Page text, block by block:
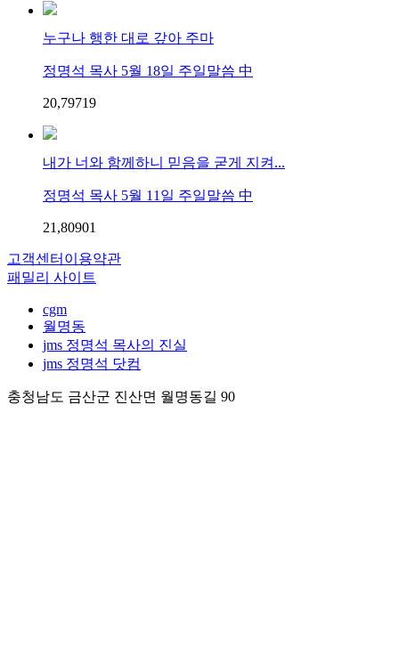
누구나 행한 대로 갚아 주마
정명석 목사 5월 18일 주일말씀 中
20,79719
내가 너와 함께하니 믿음을 굳게 지켜...
정명석 목사 5월 11일 주일말씀 中
21,80901
고객센터 이용약관
패밀리 사이트
cgm
월명동
jms 정명석 목사의 진실
jms 정명석 닷컴
충청남도 금산군 진산면 월명동길 90